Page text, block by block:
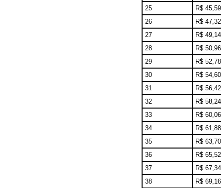
25
R$ 45,59
26
R$ 47,32
27
R$ 49,14
28
R$ 50,96
29
R$ 52,78
30
R$ 54,60
31
R$ 56,42
32
R$ 58,24
33
R$ 60,06
34
R$ 61,88
35
R$ 63,70
36
R$ 65,52
37
R$ 67,34
38
R$ 69,16